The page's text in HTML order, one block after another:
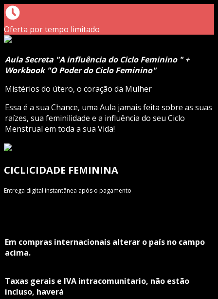
Oferta por tempo limitado
Aula Secreta "A influência do Ciclo Feminino " +
Workbook "O Poder do Ciclo Feminino"
Mistérios do útero, o coração da Mulher
Essa é a sua Chance, uma Aula jamais feita sobre as suas
raízes, sua feminilidade e a influência do seu Ciclo
Menstrual em toda a sua Vida!
CICLICIDADE FEMININA
Entrega digital instantânea após o pagamento
Em compras internacionais alterar o país no campo
acima.
Taxas gerais e IVA intracomunitario, não estão
incluso, haverá